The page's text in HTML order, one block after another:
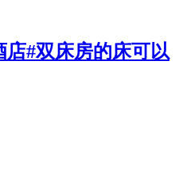
店#双床房的床可以